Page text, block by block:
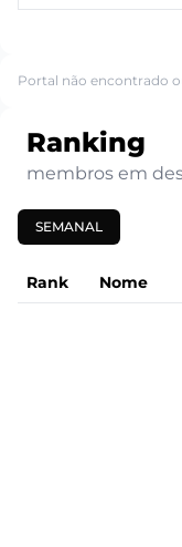
Portal não encontrado
Ranking
membros em
SEMANAL
Rank Nome